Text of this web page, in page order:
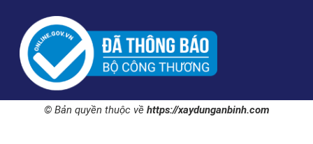
© Bản quyền thuộc về https://xaydunganbinh.com